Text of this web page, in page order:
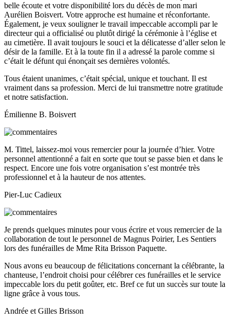
belle écoute et votre disponibilité lors du décès de mon mari
Aurélien Boisvert. Votre approche est humaine et réconfortante.
Également, je veux souligner le travail impeccable accompli par le
directeur qui a officialisé ou plutôt dirigé la cérémonie à l’église et
au cimetière. Il avait toujours le souci et la délicatesse d’aller selon le
désir de la famille. Et à la toute fin il a adressé la parole comme si
c’était le défunt qui énonçait ses dernières volontés.
Tous étaient unanimes, c’était spécial, unique et touchant. Il est
vraiment dans sa profession. Merci de lui transmettre notre gratitude
et notre satisfaction.
Émilienne B. Boisvert
M. Tittel, laissez-moi vous remercier pour la journée d’hier. Votre
personnel attentionné a fait en sorte que tout se passe bien et dans le
respect. Encore une fois votre organisation s’est montrée très
professionnel et à la hauteur de nos attentes.
Pier-Luc Cadieux
Je prends quelques minutes pour vous écrire et vous remercier de la
collaboration de tout le personnel de Magnus Poirier, Les Sentiers
lors des funérailles de Mme Rita Brisson Paquette.
Nous avons eu beaucoup de félicitations concernant la célébrante, la
chanteuse, l’endroit choisi pour célébrer ces funérailles et le service
impeccable lors du petit goûter, etc. Bref ce fut un succès sur toute la
ligne grâce à vous tous.
Andrée et Gilles Brisson